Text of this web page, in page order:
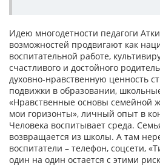
Идею многодетности педагоги
возможностей продвигают как
воспитательной работе,
счастливого и достойного
духовно-нравственную ценность
подвижки в образовании,
«Нравственные основы семейной
мои горизонты», личный опыт в
Человека воспитывает среда.
возвращается из школы. А там
воспитатели – телефон, соцсети,
один на один остается с этими